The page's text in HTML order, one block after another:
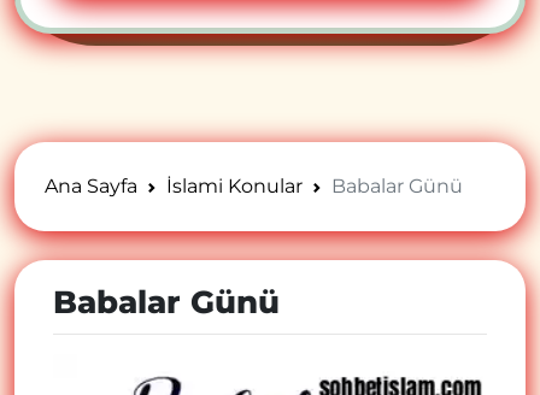
Ana Sayfa İslami Konular Babalar Günü
Babalar Günü